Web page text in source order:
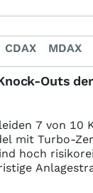
CDAX MDAX
Outs
7 von 10
mit Turbo-
hoch